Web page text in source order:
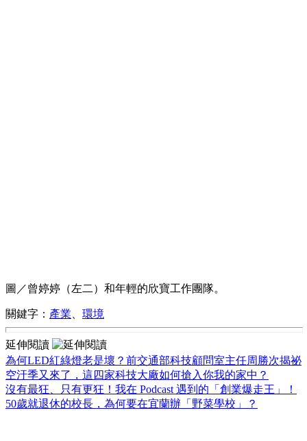
圖／曾婷婷（左二）和年輕的欣寶工作團隊。
關鍵字： 產業 環境
延伸閱讀
為何LED紅綠燈老是壞？前交通部科技顧問室主任周勝次揭祕
空汙季又來了，這四家科技大廠如何搶入你我的家中？
沒有最狂、只有更狂！我在 Podcast 遇到的「創業爆走王」！
50歲就退休的校長，為何要在宜蘭辦「野菜學校」？